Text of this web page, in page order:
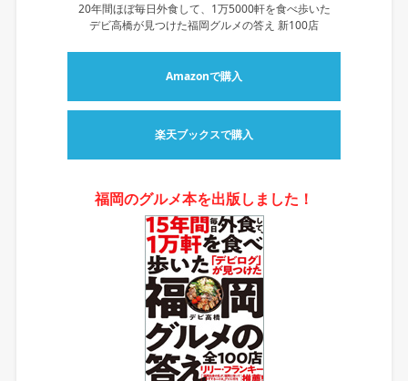
20年間ほぼ毎日外食して、1万5000軒を食べ歩いた
デビ高橋が見つけた福岡グルメの答え 新100店
Amazonで購入
楽天ブックスで購入
福岡のグルメ本を出版しました！